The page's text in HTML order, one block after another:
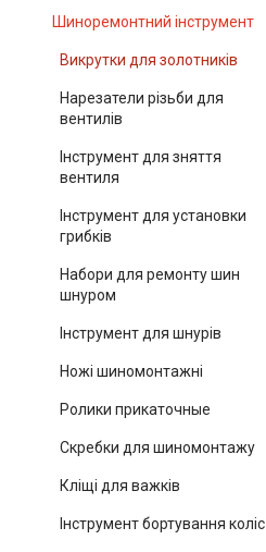
Шиноремонтний інструмент
Викрутки для золотників
Нарезатели різьби для
вентилів
Інструмент для зняття
вентиля
Інструмент для установки
грибків
Набори для ремонту шин
шнуром
Інструмент для шнурів
Ножі шиномонтажні
Ролики прикаточные
Скребки для шиномонтажу
Кліщі для важків
Інструмент бортування коліс